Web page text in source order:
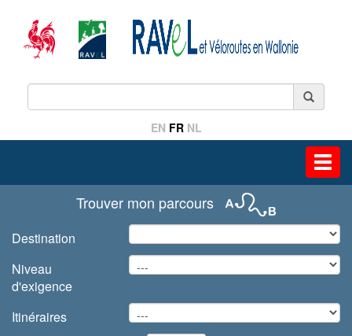
EN FR NL
Trouver mon parcours
Destination
Niveau
d'exigence
Itinéraires